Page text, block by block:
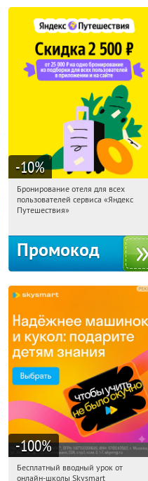
-10%
11:56:47
Получи первым!
Россия
Бронирование отеля для всех
пользователей сервиса «Яндекс
Путешествия»
Промокод
-100%
11:56:47
Получи первым!
Бесплатный вводный урок от
онлайн-школы Skysmart